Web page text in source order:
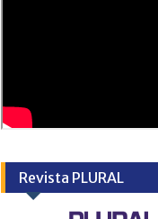
Revista PLURAL